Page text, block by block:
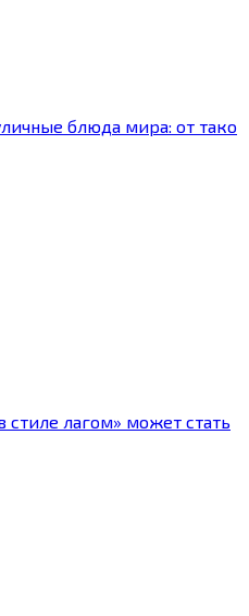
блюда мира: от тако
стиле лагом» может стать